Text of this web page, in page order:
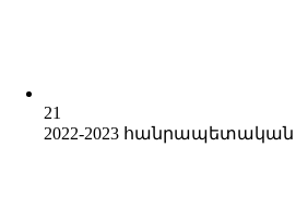
21
2022-2023 հանրապետական